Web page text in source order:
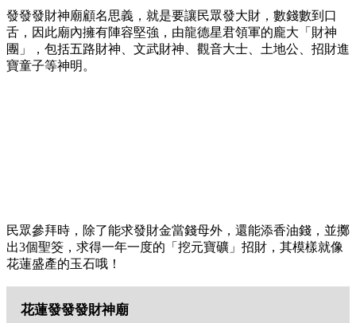
發發發財神廟顧名思義，就是要讓民眾發大財，數錢數到口
舌，因此廟內擁有陣容堅強，由龍德星君領軍的龐大「財神
團」，包括五路財神、文武財神、觀音大士、土地公、招財進
寶童子等神明。
民眾參拜時，除了能求發財金當錢母外，還能添香油錢，並擲
出3個聖筊，求得一年一度的「挖元寶礦」招財，其模樣就像
花蓮盛產的玉石哦！
花蓮發發發財神廟